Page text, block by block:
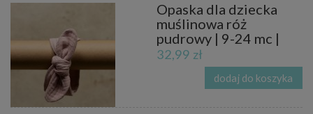
Opaska dla dziecka
muślinowa róż
pudrowy | 9-24 mc |
32,99 zł
dodaj do koszyka